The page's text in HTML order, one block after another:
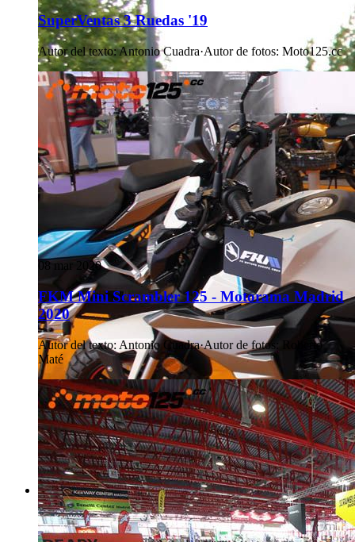
SuperVentas 3 Ruedas '19
Autor del texto:Antonio Cuadra·Autor de fotos: Moto125.cc
08 mar 2020
FKM Mini Scrambler 125 - Motorama Madrid
2020
Autor del texto: Antonio Cuadra·Autor de fotos :
Roberto
Maté